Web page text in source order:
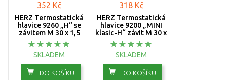
1100
1200
352 Kč
HERZ Termostatická
hlavice 9260 „H“ se
závitem M 30 x 1,5
1926098
SKLADEM
DO KOŠÍKU
318 Kč
HERZ Termostatická
hlavice 9200 „MINI
klasic-H“ závit M 30 x
1,5 1920038
SKLADEM
DO KOŠÍKU